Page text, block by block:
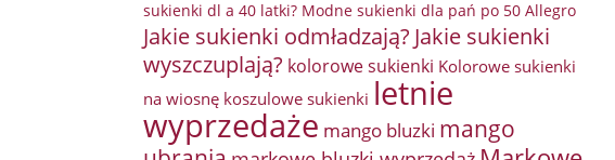
sukienki dl a 40 latki? Modne sukienki dla pań po 50 Allegro
Jakie sukienki odmładzają? Jakie sukienki
wyszczuplają? kolorowe sukienki Kolorowe sukienki
na wiosnę koszulowe sukienki letnie
wyprzedaże mango bluzki mango